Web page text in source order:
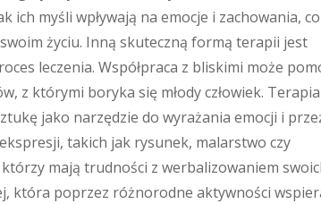
myśli wpływają na emocje i zachowania, co
życiu. Inną skuteczną formą terapii jest
leczenia. Współpraca z bliskimi może
z którymi boryka się młody człowiek. Terapia
jako narzędzie do wyrażania emocji i
takich jak rysunek, malarstwo czy
mają trudności z werbalizowaniem
która poprzez różnorodne aktywności